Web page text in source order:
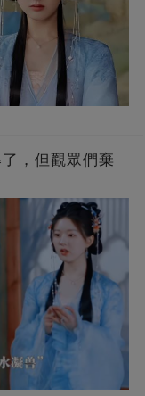
，但觀眾們棄